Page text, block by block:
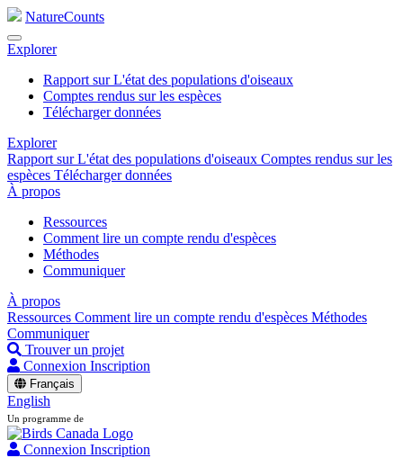
NatureCounts
Explorer
Rapport sur L'état des populations d'oiseaux
Comptes rendus sur les espèces
Télécharger données
Explorer
Rapport sur L'état des populations d'oiseaux Comptes rendus sur les
espèces Télécharger données
À propos
Ressources
Comment lire un compte rendu d'espèces
Méthodes
Communiquer
À propos
Ressources Comment lire un compte rendu d'espèces Méthodes
Communiquer
Trouver un projet
Connexion Inscription
Français
English
Un programme de
Connexion Inscription